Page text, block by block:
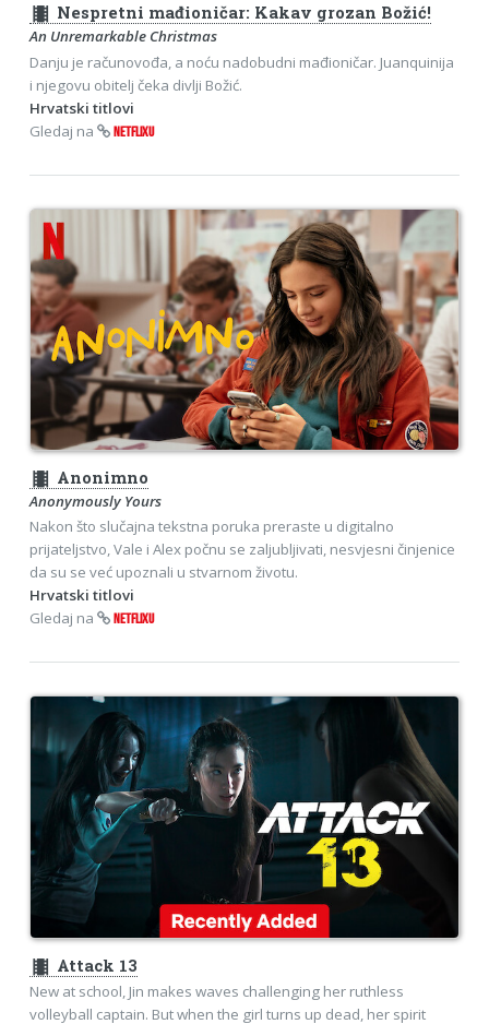
theaters Nespretni mađioničar: Kakav grozan Božić!
An Unremarkable Christmas
Danju je računovođa, a noću nadobudni mađioničar. Juanquinija
i njegovu obitelj čeka divlji Božić.
Hrvatski titlovi
Gledaj na
NETFLIXU
theaters Anonimno
Anonymously Yours
Nakon što slučajna tekstna poruka preraste u digitalno
prijateljstvo, Vale i Alex počnu se zaljubljivati, nesvjesni činjenice
da su se već upoznali u stvarnom životu.
Hrvatski titlovi
Gledaj na
NETFLIXU
theaters Attack 13
New at school, Jin makes waves challenging her ruthless
volleyball captain. But when the girl turns up dead, her spirit